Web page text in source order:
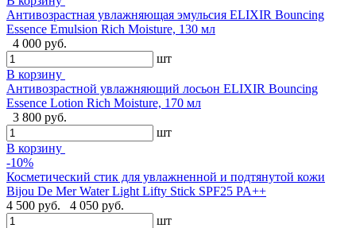
Антивозрастная увлажняющая эмульсия ELIXIR Bouncing
Essence Emulsion Rich Moisture, 130 мл
4 000 руб.
шт
В корзину
Антивозрастной увлажняющий лосьон ELIXIR Bouncing
Essence Lotion Rich Moisture, 170 мл
3 800 руб.
шт
В корзину
-10%
Косметический стик для увлажненной и подтянутой кожи
Bijou De Mer Water Light Lifty Stick SPF25 PA++
4 500 руб.
4 050 руб.
шт